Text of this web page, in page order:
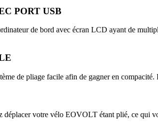
PORT USB
de bord avec écran LCD ayant de
de pliage facile afin de gagner en
votre vélo EOVOLT étant plié, ce qui